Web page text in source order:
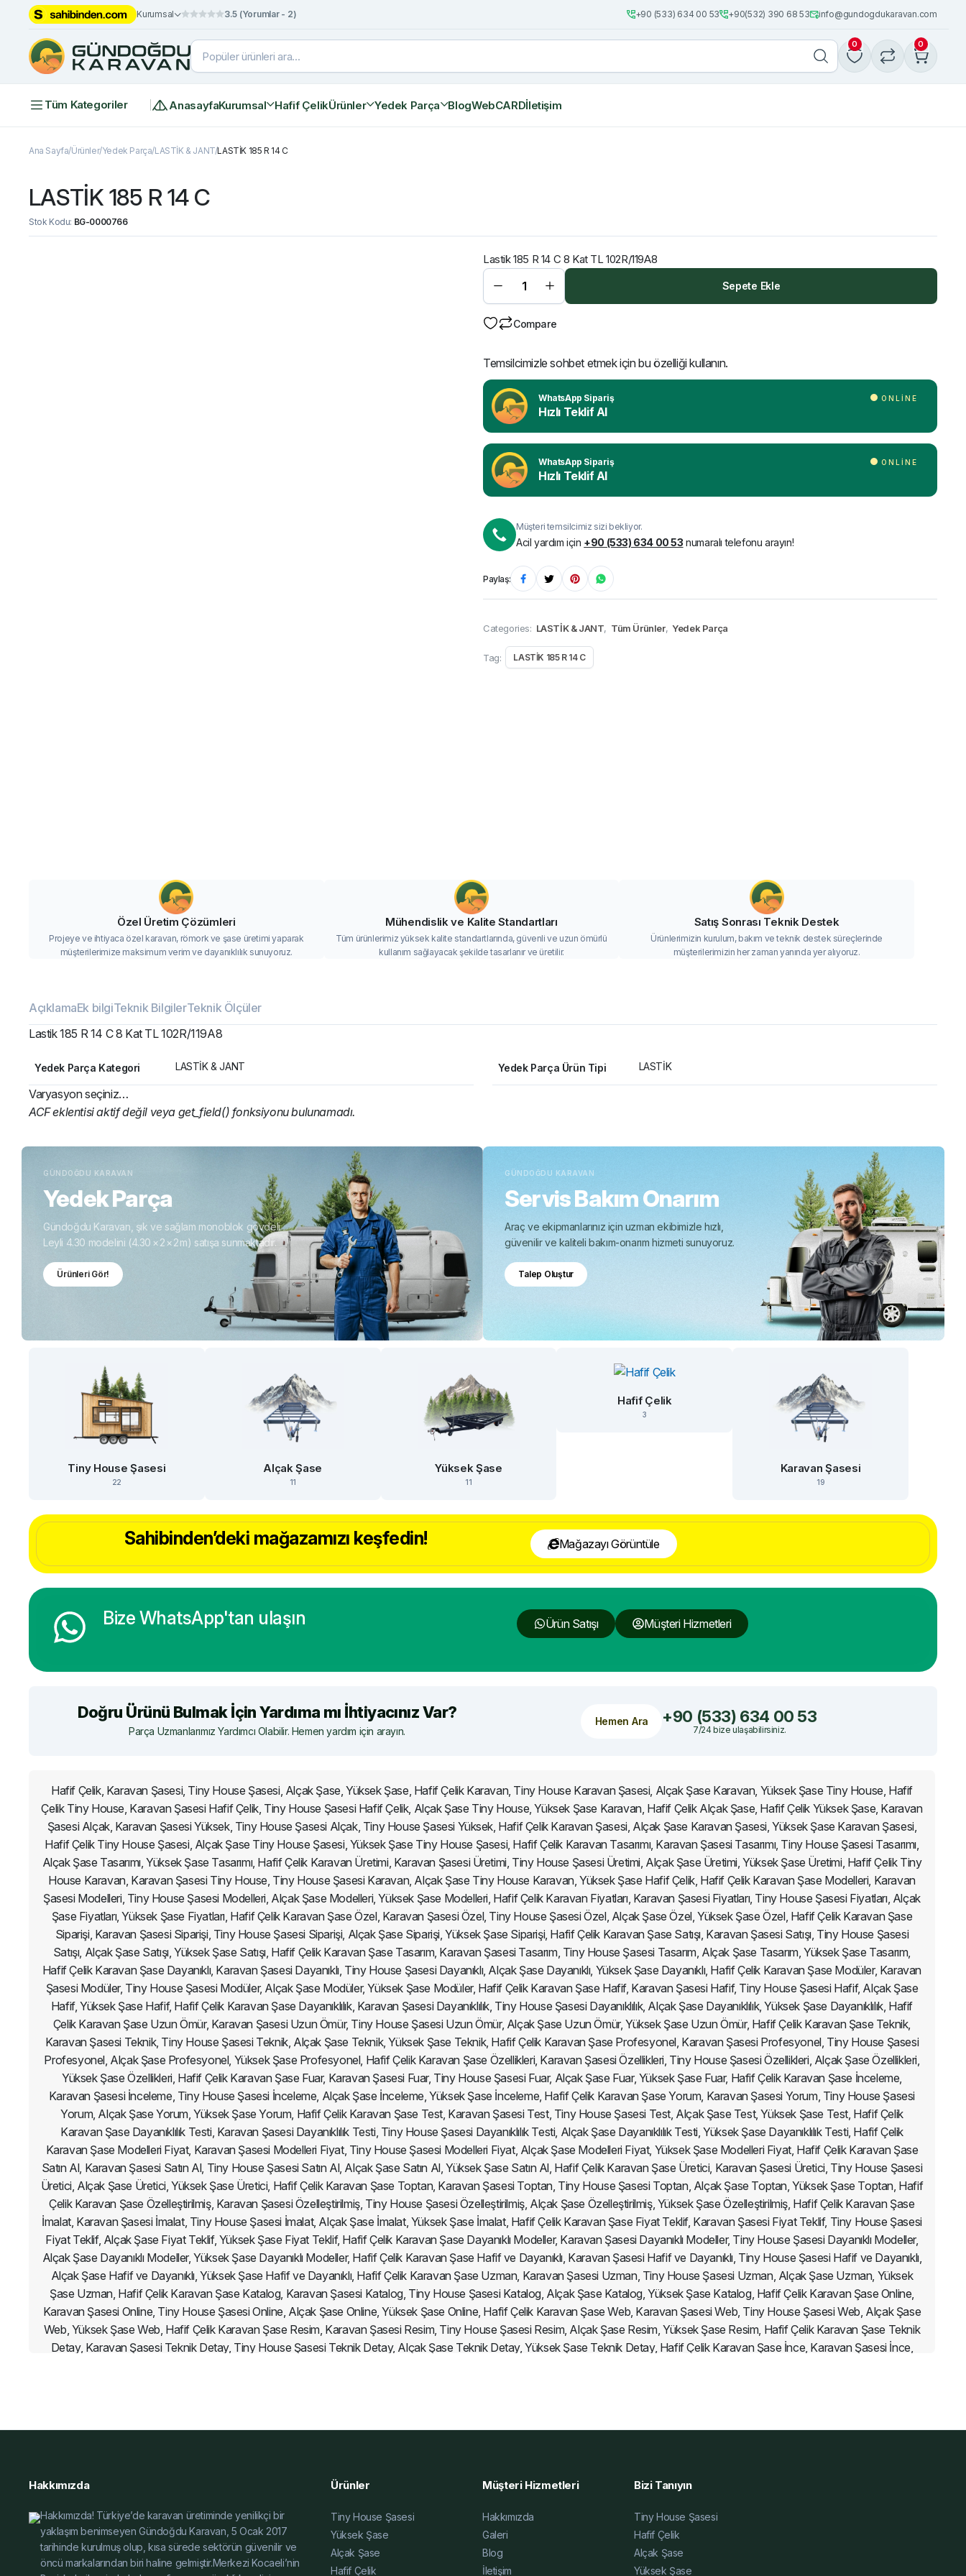
Kurumsal 3.5 (Yorumlar - 2) +90 (533) 634 00 53 +90(532) 390 68 53 info@gundogdukaravan.com
0 0
Tüm Kategoriler AnasayfaKurumsal Hafif ÇelikÜrünler Yedek Parça BlogWebCARDİletişim
Ana Sayfa Ürünler Yedek Parça LASTİK & JANT LASTİK 185 R 14 C
LASTİK 185 R 14 C
Stok Kodu: BG-0000766
Lastik 185 R 14 C 8 Kat TL 102R/119A8
Sepete Ekle
Compare
Temsilcimizle sohbet etmek için bu özelliği kullanın.
WhatsApp Sipariş ONLINE
Hızlı Teklif Al
WhatsApp Sipariş ONLINE
Hızlı Teklif Al
Müşteri temsilcimiz sizi bekliyor.
Acil yardım için +90 (533) 634 00 53 numaralı telefonu arayın!
Paylaş:
Categories: LASTİK & JANT, Tüm Ürünler, Yedek Parça
Tag: LASTİK 185 R 14 C
Özel Üretim Çözümleri
Projeye ve ihtiyaca özel karavan, römork ve şase üretimi yaparak
müşterilerimize maksimum verim ve dayanıklılık sunuyoruz.
Mühendislik ve Kalite Standartları
Tüm ürünlerimiz yüksek kalite standartlarında, güvenli ve uzun ömürlü
kullanım sağlayacak şekilde tasarlanır ve üretilir.
Satış Sonrası Teknik Destek
Ürünlerimizin kurulum, bakım ve teknik destek süreçlerinde
müşterilerimizin her zaman yanında yer alıyoruz.
AçıklamaEk bilgiTeknik BilgilerTeknik Ölçüler
Lastik 185 R 14 C 8 Kat TL 102R/119A8
Yedek Parça Kategori LASTİK & JANT Yedek Parça Ürün Tipi LASTİK
Varyasyon seçiniz…
ACF eklentisi aktif değil veya get_field() fonksiyonu bulunamadı.
GÜNDOĞDU KARAVAN
Yedek Parça
Gündoğdu Karavan, şık ve sağlam monoblok gövdeli
Leyli 4.30 modelini (4.30 × 2 × 2 m) satışa sunmaktadır.
Ürünleri Gör!
GÜNDOĞDU KARAVAN
Servis Bakım Onarım
Araç ve ekipmanlarınız için uzman ekibimizle hızlı,
güvenilir ve kaliteli bakım-onarım hizmeti sunuyoruz.
Talep Oluştur
Tiny House Şasesi
22
Alçak Şase
11
Yüksek Şase
11
Hafif Çelik
3
Karavan Şasesi
19
Sahibinden’deki mağazamızı keşfedin! Mağazayı Görüntüle
Bize WhatsApp'tan ulaşın Ürün Satışı Müşteri Hizmetleri
Doğru Ürünü Bulmak İçin Yardıma mı İhtiyacınız Var?
Parça Uzmanlarımız Yardımcı Olabilir. Hemen yardım için arayın.
Hemen Ara +90 (533) 634 00 53
7/24 bize ulaşabilirsiniz.
Hafif Çelik, Karavan Şasesi, Tiny House Şasesi, Alçak Şase, Yüksek Şase, Hafif Çelik Karavan, Tiny House Karavan Şasesi, Alçak Şase Karavan, Yüksek Şase Tiny House, Hafif
Çelik Tiny House, Karavan Şasesi Hafif Çelik, Tiny House Şasesi Hafif Çelik, Alçak Şase Tiny House, Yüksek Şase Karavan, Hafif Çelik Alçak Şase, Hafif Çelik Yüksek Şase, Karavan
Şasesi Alçak, Karavan Şasesi Yüksek, Tiny House Şasesi Alçak, Tiny House Şasesi Yüksek, Hafif Çelik Karavan Şasesi, Alçak Şase Karavan Şasesi, Yüksek Şase Karavan Şasesi,
Hafif Çelik Tiny House Şasesi, Alçak Şase Tiny House Şasesi, Yüksek Şase Tiny House Şasesi, Hafif Çelik Karavan Tasarımı, Karavan Şasesi Tasarımı, Tiny House Şasesi Tasarımı,
Alçak Şase Tasarımı, Yüksek Şase Tasarımı, Hafif Çelik Karavan Üretimi, Karavan Şasesi Üretimi, Tiny House Şasesi Üretimi, Alçak Şase Üretimi, Yüksek Şase Üretimi, Hafif Çelik Tiny
House Karavan, Karavan Şasesi Tiny House, Tiny House Şasesi Karavan, Alçak Şase Tiny House Karavan, Yüksek Şase Hafif Çelik, Hafif Çelik Karavan Şase Modelleri, Karavan
Şasesi Modelleri, Tiny House Şasesi Modelleri, Alçak Şase Modelleri, Yüksek Şase Modelleri, Hafif Çelik Karavan Fiyatları, Karavan Şasesi Fiyatları, Tiny House Şasesi Fiyatları, Alçak
Şase Fiyatları, Yüksek Şase Fiyatları, Hafif Çelik Karavan Şase Özel, Karavan Şasesi Özel, Tiny House Şasesi Özel, Alçak Şase Özel, Yüksek Şase Özel, Hafif Çelik Karavan Şase
Siparişi, Karavan Şasesi Siparişi, Tiny House Şasesi Siparişi, Alçak Şase Siparişi, Yüksek Şase Siparişi, Hafif Çelik Karavan Şase Satışı, Karavan Şasesi Satışı, Tiny House Şasesi
Satışı, Alçak Şase Satışı, Yüksek Şase Satışı, Hafif Çelik Karavan Şase Tasarım, Karavan Şasesi Tasarım, Tiny House Şasesi Tasarım, Alçak Şase Tasarım, Yüksek Şase Tasarım,
Hafif Çelik Karavan Şase Dayanıklı, Karavan Şasesi Dayanıklı, Tiny House Şasesi Dayanıklı, Alçak Şase Dayanıklı, Yüksek Şase Dayanıklı, Hafif Çelik Karavan Şase Modüler, Karavan
Şasesi Modüler, Tiny House Şasesi Modüler, Alçak Şase Modüler, Yüksek Şase Modüler, Hafif Çelik Karavan Şase Hafif, Karavan Şasesi Hafif, Tiny House Şasesi Hafif, Alçak Şase
Hafif, Yüksek Şase Hafif, Hafif Çelik Karavan Şase Dayanıklılık, Karavan Şasesi Dayanıklılık, Tiny House Şasesi Dayanıklılık, Alçak Şase Dayanıklılık, Yüksek Şase Dayanıklılık, Hafif
Çelik Karavan Şase Uzun Ömür, Karavan Şasesi Uzun Ömür, Tiny House Şasesi Uzun Ömür, Alçak Şase Uzun Ömür, Yüksek Şase Uzun Ömür, Hafif Çelik Karavan Şase Teknik,
Karavan Şasesi Teknik, Tiny House Şasesi Teknik, Alçak Şase Teknik, Yüksek Şase Teknik, Hafif Çelik Karavan Şase Profesyonel, Karavan Şasesi Profesyonel, Tiny House Şasesi
Profesyonel, Alçak Şase Profesyonel, Yüksek Şase Profesyonel, Hafif Çelik Karavan Şase Özellikleri, Karavan Şasesi Özellikleri, Tiny House Şasesi Özellikleri, Alçak Şase Özellikleri,
Yüksek Şase Özellikleri, Hafif Çelik Karavan Şase Fuar, Karavan Şasesi Fuar, Tiny House Şasesi Fuar, Alçak Şase Fuar, Yüksek Şase Fuar, Hafif Çelik Karavan Şase İnceleme,
Karavan Şasesi İnceleme, Tiny House Şasesi İnceleme, Alçak Şase İnceleme, Yüksek Şase İnceleme, Hafif Çelik Karavan Şase Yorum, Karavan Şasesi Yorum, Tiny House Şasesi
Yorum, Alçak Şase Yorum, Yüksek Şase Yorum, Hafif Çelik Karavan Şase Test, Karavan Şasesi Test, Tiny House Şasesi Test, Alçak Şase Test, Yüksek Şase Test, Hafif Çelik
Karavan Şase Dayanıklılık Testi, Karavan Şasesi Dayanıklılık Testi, Tiny House Şasesi Dayanıklılık Testi, Alçak Şase Dayanıklılık Testi, Yüksek Şase Dayanıklılık Testi, Hafif Çelik
Karavan Şase Modelleri Fiyat, Karavan Şasesi Modelleri Fiyat, Tiny House Şasesi Modelleri Fiyat, Alçak Şase Modelleri Fiyat, Yüksek Şase Modelleri Fiyat, Hafif Çelik Karavan Şase
Satın Al, Karavan Şasesi Satın Al, Tiny House Şasesi Satın Al, Alçak Şase Satın Al, Yüksek Şase Satın Al, Hafif Çelik Karavan Şase Üretici, Karavan Şasesi Üretici, Tiny House Şasesi
Üretici, Alçak Şase Üretici, Yüksek Şase Üretici, Hafif Çelik Karavan Şase Toptan, Karavan Şasesi Toptan, Tiny House Şasesi Toptan, Alçak Şase Toptan, Yüksek Şase Toptan, Hafif
Çelik Karavan Şase Özelleştirilmiş, Karavan Şasesi Özelleştirilmiş, Tiny House Şasesi Özelleştirilmiş, Alçak Şase Özelleştirilmiş, Yüksek Şase Özelleştirilmiş, Hafif Çelik Karavan Şase
İmalat, Karavan Şasesi İmalat, Tiny House Şasesi İmalat, Alçak Şase İmalat, Yüksek Şase İmalat, Hafif Çelik Karavan Şase Fiyat Teklif, Karavan Şasesi Fiyat Teklif, Tiny House Şasesi
Fiyat Teklif, Alçak Şase Fiyat Teklif, Yüksek Şase Fiyat Teklif, Hafif Çelik Karavan Şase Dayanıklı Modeller, Karavan Şasesi Dayanıklı Modeller, Tiny House Şasesi Dayanıklı Modeller,
Alçak Şase Dayanıklı Modeller, Yüksek Şase Dayanıklı Modeller, Hafif Çelik Karavan Şase Hafif ve Dayanıklı, Karavan Şasesi Hafif ve Dayanıklı, Tiny House Şasesi Hafif ve Dayanıklı,
Alçak Şase Hafif ve Dayanıklı, Yüksek Şase Hafif ve Dayanıklı, Hafif Çelik Karavan Şase Uzman, Karavan Şasesi Uzman, Tiny House Şasesi Uzman, Alçak Şase Uzman, Yüksek
Şase Uzman, Hafif Çelik Karavan Şase Katalog, Karavan Şasesi Katalog, Tiny House Şasesi Katalog, Alçak Şase Katalog, Yüksek Şase Katalog, Hafif Çelik Karavan Şase Online,
Karavan Şasesi Online, Tiny House Şasesi Online, Alçak Şase Online, Yüksek Şase Online, Hafif Çelik Karavan Şase Web, Karavan Şasesi Web, Tiny House Şasesi Web, Alçak Şase
Web, Yüksek Şase Web, Hafif Çelik Karavan Şase Resim, Karavan Şasesi Resim, Tiny House Şasesi Resim, Alçak Şase Resim, Yüksek Şase Resim, Hafif Çelik Karavan Şase Teknik
Detay, Karavan Şasesi Teknik Detay, Tiny House Şasesi Teknik Detay, Alçak Şase Teknik Detay, Yüksek Şase Teknik Detay, Hafif Çelik Karavan Şase İnce, Karavan Şasesi İnce,
Hakkımızda
Hakkımızda! Türkiye’de karavan üretiminde yenilikçi bir
yaklaşım benimseyen Gündoğdu Karavan, 5 Ocak 2017
tarihinde kurulmuş olup, kısa sürede sektörün güvenilir ve
öncü markalarından biri haline gelmiştir.Merkezi Kocaeli’nin
Ürünler
Tiny House Şasesi
Yüksek Şase
Alçak Şase
Hafif Çelik
Müşteri Hizmetleri
Hakkımızda
Galeri
Blog
İletişim
Bizi Tanıyın
Tiny House Şasesi
Hafif Çelik
Alçak Şase
Yüksek Şase